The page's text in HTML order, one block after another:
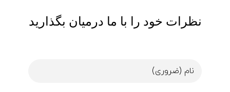
نظرات خود را با ما درمیان بگذارید